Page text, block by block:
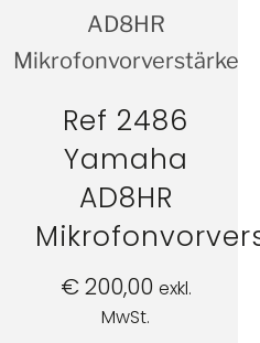
Ref 2486
Yamaha
AD8HR
€200,00 exkl.
MwSt.